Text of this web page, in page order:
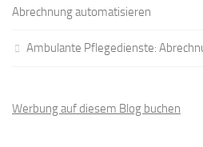
Abrechnung automatisieren
Ambulante Pflegedienste:
Werbung auf diesem Blog buchen